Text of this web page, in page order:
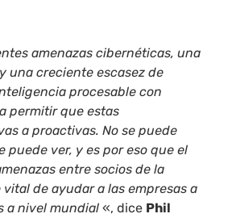
amenazas cibernéticas, una
una creciente escasez de
procesable con
permitir que estas
a proactivas. No se puede
puede ver, y es por eso que el
entre socios de la
de ayudar a las empresas a
a nivel mundial «, dice Phil